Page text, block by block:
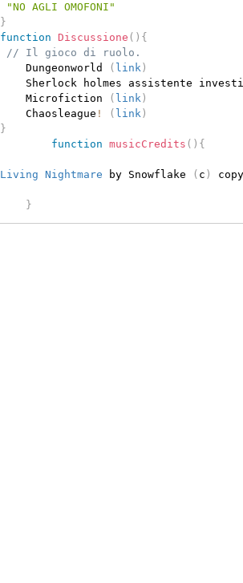
"NO AGLI OMOFONI"
}
function
Discussione ( ) {
// Il gioco di ruolo.
	Dungeonworld
( link )
Sherlock holmes assistente
	Microfiction
( link )
	Chaosleague
! ( link )
}
function
musicCredits ( ) {
Living Nightmare by Snowflake ( c )
}